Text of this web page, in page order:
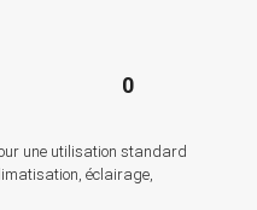
0
une utilisation standard
éclairage,